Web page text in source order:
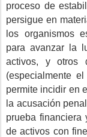
proceso de
persigue en
los organismos
para avanzar la
activos, y otros
(especialmente
permite incidir en
la acusación
prueba financiera
de activos con